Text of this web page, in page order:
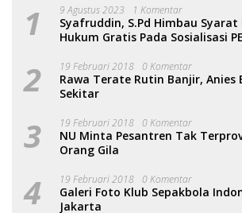
1 9 Agustus 2023 1 Komentar
Syafruddin, S.Pd Himbau
Hukum Gratis Pada Sosialisasi
2 19 Februari 2018 0 Komentar
Rawa Terate Rutin Banjir, Anies
Sekitar
3 19 Februari 2018 0 Komentar
NU Minta Pesantren Tak
Orang Gila
4 19 Februari 2018 0 Komentar
Galeri Foto Klub Sepakbola
Jakarta